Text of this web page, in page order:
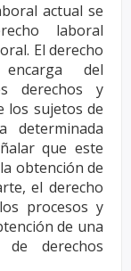
actual se
laboral
El derecho
del
derechos y
los sujetos de
determinada
que este
la obtención de
el derecho
los procesos y
de una
de derechos